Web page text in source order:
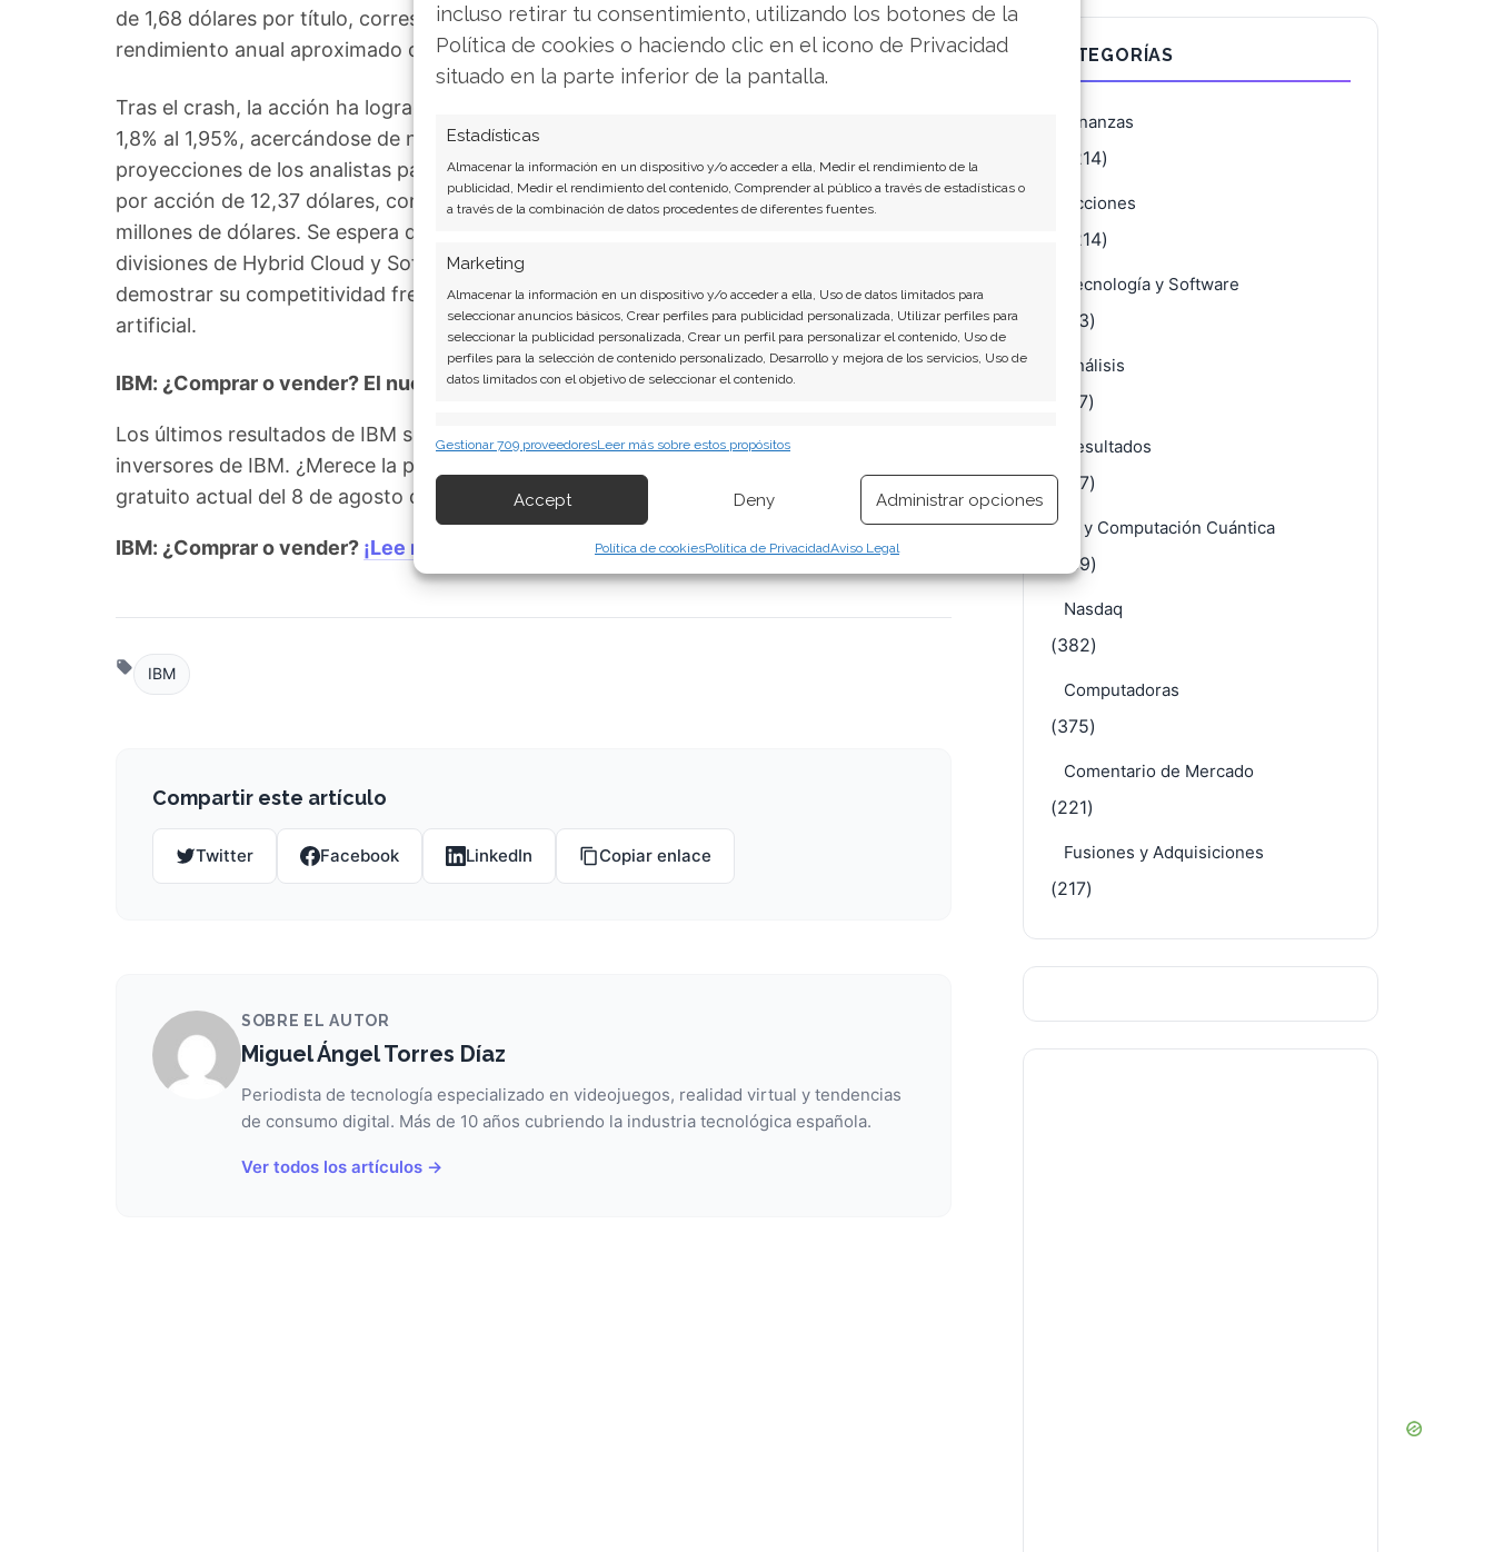
incluso retirar tu consentimiento, utilizando los botones de la
Política de cookies o haciendo clic en el icono de Privacidad
situado en la parte inferior de la pantalla.
Estadísticas
Almacenar la información en un dispositivo y/o acceder a ella, Medir el rendimiento de la
publicidad, Medir el rendimiento del contenido, Comprender al público a través de estadísticas o
a través de la combinación de datos procedentes de diferentes fuentes.
Marketing
Almacenar la información en un dispositivo y/o acceder a ella, Uso de datos limitados para
seleccionar anuncios básicos, Crear perfiles para publicidad personalizada, Utilizar perfiles para
seleccionar la publicidad personalizada, Crear un perfil para personalizar el contenido, Uso de
perfiles para la selección de contenido personalizado, Desarrollo y mejora de los servicios, Uso de
datos limitados con el objetivo de seleccionar el contenido.
información transmitida de forma automática.
Garantizar la seguridad, evitar y detectar fraudes, y eliminar
fallos, Ofrecer y presentar publicidad y contenido, Guardar y
Siempre activo
Gestionar 709 proveedoresLeer más sobre estos propósitos
Accept Deny Administrar opciones
Política de cookiesPolítica de PrivacidadAviso Legal
de 1,68 dólares por título, correspondiente al 10 de marzo. Esta distribución implica un
rendimiento anual aproximado del 2,7%, con una ratio de pago situada en el 60,27%.
Tras el crash, la acción ha logrado una recuperación parcial, con avances en el rango del
1,8% al 1,95%, acercándose de nuevo al nivel psicológico de los 250 dólares. Las
proyecciones de los analistas para el ejercicio completo de 2026 anticipan un beneficio
por acción de 12,37 dólares, con unos ingresos globales que podrían llegar a los 71.250
millones de dólares. Se espera que el crecimiento provenga principalmente de las
divisiones de Hybrid Cloud y Software, precisamente las áreas que ahora deben
demostrar su competitividad frente a los nuevos rivales impulsados por inteligencia
artificial.
IBM: ¿Comprar o vender? El nuevo Análisis de IBM del 8 de agosto tiene la respuesta:
Los últimos resultados de IBM son contundentes: Acción inmediata requerida para los
inversores de IBM. ¿Merece la pena invertir o es momento de vender? En el Análisis
gratuito actual del 8 de agosto descubrirá exactamente qué hacer.
IBM: ¿Comprar o vender? ¡Lee más aquí!
IBM
Compartir este artículo
Twitter Facebook LinkedIn Copiar enlace
SOBRE EL AUTOR
Miguel Ángel Torres Díaz
Periodista de tecnología especializado en videojuegos, realidad virtual y tendencias
de consumo digital. Más de 10 años cubriendo la industria tecnológica española.
Ver todos los artículos →
CATEGORÍAS
Finanzas
(4.214)
Acciones
(4.214)
Tecnología y Software
(723)
Análisis
(707)
Resultados
(467)
IA y Computación Cuántica
(439)
Nasdaq
(382)
Computadoras
(375)
Comentario de Mercado
(221)
Fusiones y Adquisiciones
(217)